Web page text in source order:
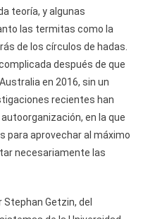
teoría, y algunas
las termitas como la
de los círculos de hadas.
después de que
en 2016, sin un
recientes han
en la que
para aprovechar al máximo
necesariamente las
Stephan Getzin, del